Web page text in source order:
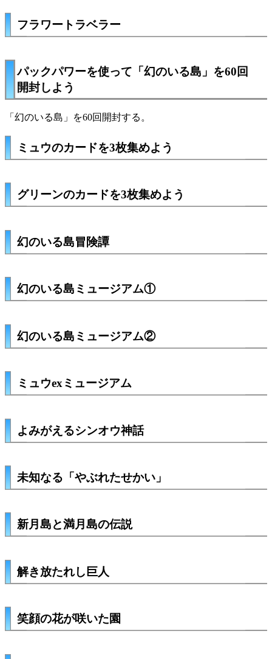
フラワートラベラー
パックパワーを使って「幻のいる島」を60回
開封しよう
「幻のいる島」を60回開封する。
ミュウのカードを3枚集めよう
グリーンのカードを3枚集めよう
幻のいる島冒険譚
幻のいる島ミュージアム①
幻のいる島ミュージアム②
ミュウexミュージアム
よみがえるシンオウ神話
未知なる「やぶれたせかい」
新月島と満月島の伝説
解き放たれし巨人
笑顔の花が咲いた園